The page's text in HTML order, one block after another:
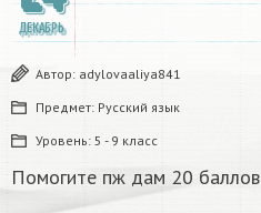
ДЕКАБРЬ
Автор: adylovaaliya841
Предмет: Русский язык
Уровень: 5 - 9 класс
Помогите пж дам 20 баллов ​